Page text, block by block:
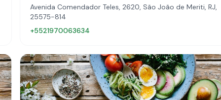
Avenida Comendador Teles, 2620, São João de Meriti, RJ,
25575-814
+5521970063634